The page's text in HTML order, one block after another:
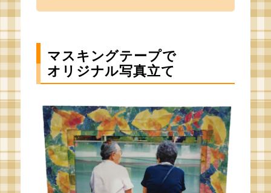
マスキングテープで
オリジナル写真立て